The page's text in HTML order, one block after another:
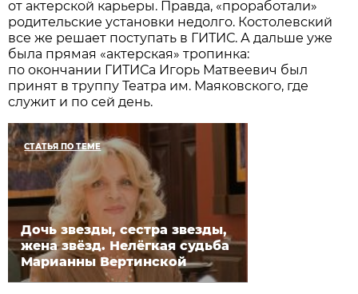
от актерской карьеры. Правда, «проработали»
родительские установки недолго. Костолевский
все же решает поступать в ГИТИС. А дальше уже
была прямая «актерская» тропинка:
по окончании ГИТИСа Игорь Матвеевич был
принят в труппу Театра им. Маяковского, где
служит и по сей день.
СТАТЬЯ ПО ТЕМЕ
Дочь звезды, сестра звезды,
жена звёзд. Нелёгкая судьба
Марианны Вертинской